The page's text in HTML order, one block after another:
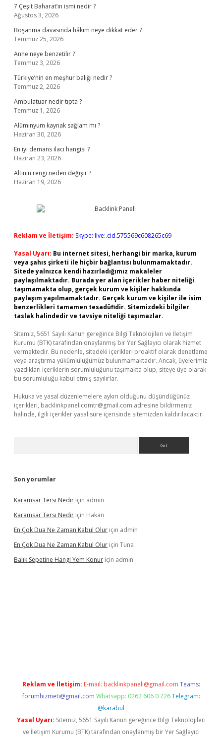
7 Çeşit Baharat’ın ismi nedir ?
Ağustos 3, 2026
Boşanma davasında hâkim neye dikkat eder ?
Temmuz 25, 2026
Anne neye benzetilir ?
Temmuz 3, 2026
Türkiye’nin en meşhur balığı nedir ?
Temmuz 2, 2026
Ambulatuar nedir tıpta ?
Temmuz 1, 2026
Alüminyum kaynak sağlam mı ?
Haziran 30, 2026
En iyi demans ilacı hangisi ?
Haziran 23, 2026
Altının rengi neden değişir ?
Haziran 19, 2026
Reklam ve İletişim: Skype: live:.cid.575569c608265c69
Yasal Uyarı: Bu internet sitesi, herhangi bir marka, kurum
veya şahıs şirketi ile hiçbir bağlantısı bulunmamaktadır.
Sitede yalnızca kendi hazırladığımız makaleler
paylaşılmaktadır. Burada yer alan içerikler haber niteliği
taşımamakta olup, gerçek kurum ve kişiler hakkında
paylaşım yapılmamaktadır. Gerçek kurum ve kişiler ile isim
benzerlikleri tamamen tesadüfidir. Sitemizdeki bilgiler
taslak halindedir ve tavsiye niteliği taşımazlar.
Sitemiz, 5651 Sayılı Kanun gereğince Bilgi Teknolojileri ve İletişim
Kurumu (BTK) tarafından onaylanmış bir Yer Sağlayıcı olarak hizmet
vermektedir. Bu nedenle, sitedeki içerikleri proaktif olarak denetleme
veya araştırma yükümlülüğümüz bulunmamaktadır. Ancak, üyelerimiz
yazdıkları içeriklerin sorumluluğunu taşımakta olup, siteye üye olarak
bu sorumluluğu kabul etmiş sayılırlar.
Hukuka ve yasal düzenlemelere aykırı olduğunu düşündüğünüz
içerikleri, backlinkpanelicomtr@gmail.com adresine bildirmeniz
halinde, ilgili içerikler yasal süre içerisinde sitemizden kaldırılacaktır.
Son yorumlar
Karamsar Tersi Nedir için admin
Karamsar Tersi Nedir için Hakan
En Çok Dua Ne Zaman Kabul Olur için admin
En Çok Dua Ne Zaman Kabul Olur için Tuna
Balık Sepetine Hangi Yem Konur için admin
Reklam ve İletişim: E-mail: backlinkpaneli@gmail.com Teams:
forumhizmeti@gmail.com Whatsapp: 0262 606 0 726 Telegram:
@karabul
Yasal Uyarı: Sitemiz, 5651 Sayılı Kanun gereğince Bilgi Teknolojileri
ve İletişim Kurumu (BTK) tarafından onaylanmış bir Yer Sağlayıcı